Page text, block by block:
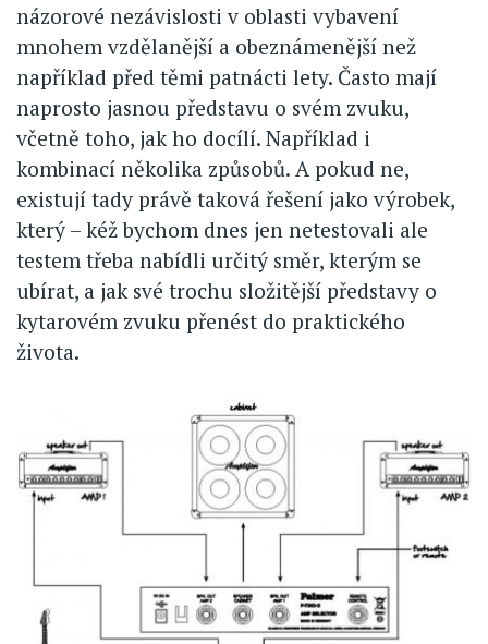
názorové nezávislosti v oblasti vybavení
mnohem vzdělanější a obeznámenější než
například před těmi patnácti lety. Často mají
naprosto jasnou představu o svém zvuku,
včetně toho, jak ho docílí. Například i
kombinací několika způsobů. A pokud ne,
existují tady právě taková řešení jako výrobek,
který – kéž bychom dnes jen netestovali ale
testem třeba nabídli určitý směr, kterým se
ubírat, a jak své trochu složitější představy o
kytarovém zvuku přenést do praktického
života.